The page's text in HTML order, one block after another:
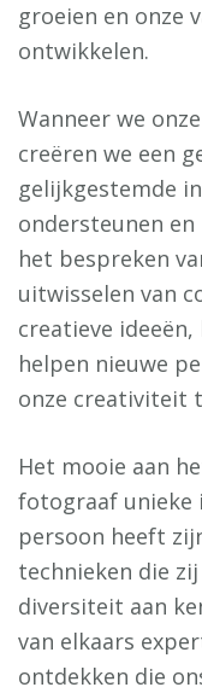
groeien en onze
ontwikkelen.
Wanneer we
creëren we een
gelijkgestemde
ondersteunen
het bespreken
uitwisselen van
creatieve
helpen nieuwe
onze creativiteit
Het mooie aan
fotograaf unieke
persoon heeft
technieken die
diversiteit aan
van elkaars
ontdekken die